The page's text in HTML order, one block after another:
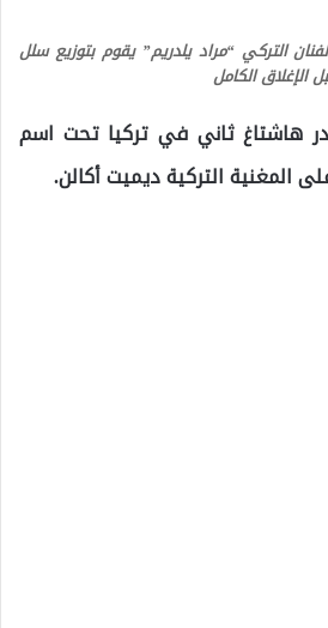
التركي “مراد يلدريم” يقوم بتوزيع سلل
الإغلاق الكامل
ثاني في تركيا تحت اسم